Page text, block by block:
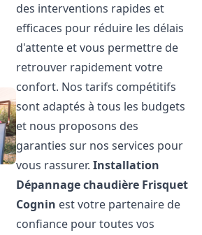
des interventions rapides et
efficaces pour réduire les délais
d'attente et vous permettre de
retrouver rapidement votre
confort. Nos tarifs compétitifs
sont adaptés à tous les budgets
et nous proposons des
garanties sur nos services pour
vous rassurer.Installation
Dépannage chaudière Frisquet
Cognin est votre partenaire de
confiance pour toutes vos